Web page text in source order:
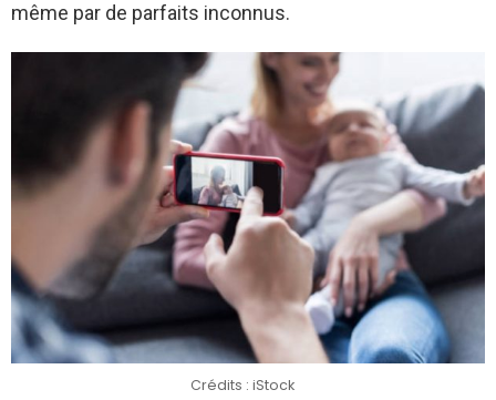
même par de parfaits inconnus.
Crédits : iStock